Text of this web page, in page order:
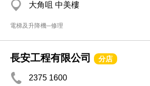
大角咀 中美樓
電梯及升降機─修理
長安工程有限公司 分店
2375 1600